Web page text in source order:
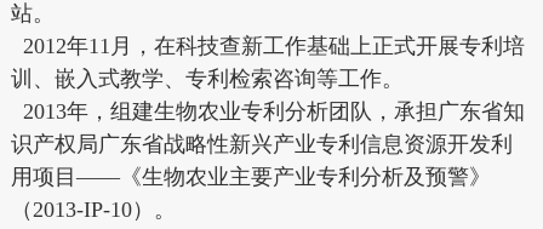
站。
2012年11月，在科技查新工作基础上正式开展专利培
训、嵌入式教学、专利检索咨询等工作。
2013年，组建生物农业专利分析团队，承担广东省知
识产权局广东省战略性新兴产业专利信息资源开发利
用项目——《生物农业主要产业专利分析及预警》
（2013-IP-10）。